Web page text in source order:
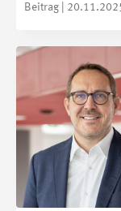
Beitrag |